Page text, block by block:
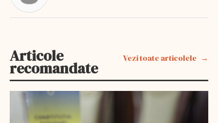
Articole
recomandate
Vezi toate articolele